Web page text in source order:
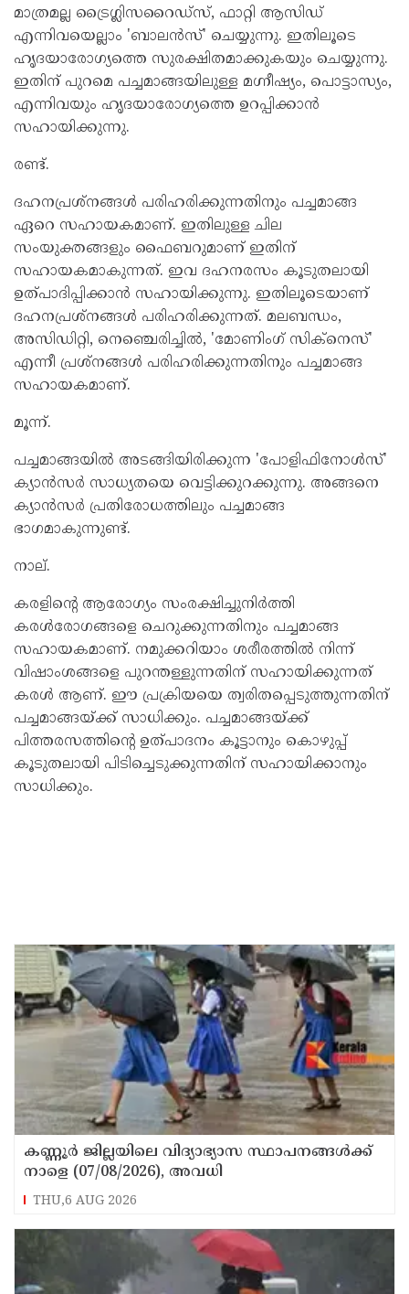
മാത്രമല്ല ട്രൈഗ്ലിസറൈഡ്സ്, ഫാറ്റി ആസിഡ്
എന്നിവയെല്ലാം 'ബാലൻസ്' ചെയ്യുന്നു. ഇതിലൂടെ
ഹൃദയാരോഗ്യത്തെ സുരക്ഷിതമാക്കുകയും ചെയ്യുന്നു.
ഇതിന് പുറമെ പച്ചമാങ്ങയിലുള്ള മഗ്നീഷ്യം, പൊട്ടാസ്യം,
എന്നിവയും ഹൃദയാരോഗ്യത്തെ ഉറപ്പിക്കാൻ
സഹായിക്കുന്നു.
രണ്ട്.
ദഹനപ്രശ്നങ്ങള്‍ പരിഹരിക്കുന്നതിനും പച്ചമാങ്ങ
ഏറെ സഹായകമാണ്. ഇതിലുള്ള ചില
സംയുക്തങ്ങളും ഫൈബറുമാണ് ഇതിന്
സഹായകമാകുന്നത്. ഇവ ദഹനരസം കൂടുതലായി
ഉത്പാദിപ്പിക്കാൻ സഹായിക്കുന്നു. ഇതിലൂടെയാണ്
ദഹനപ്രശ്നങ്ങള്‍ പരിഹരിക്കുന്നത്. മലബന്ധം,
അസിഡിറ്റി, നെഞ്ചെരിച്ചില്‍, 'മോണിംഗ് സിക്നെസ്'
എന്നീ പ്രശ്നങ്ങള്‍ പരിഹരിക്കുന്നതിനും പച്ചമാങ്ങ
സഹായകമാണ്.
മൂന്ന്.
പച്ചമാങ്ങയില്‍ അടങ്ങിയിരിക്കുന്ന 'പോളിഫിനോള്‍സ്'
ക്യാൻസര്‍ സാധ്യതയെ വെട്ടിക്കുറക്കുന്നു. അങ്ങനെ
ക്യാൻസര്‍ പ്രതിരോധത്തിലും പച്ചമാങ്ങ
ഭാഗമാകുന്നുണ്ട്.
നാല്.
കരളിന്‍റെ ആരോഗ്യം സംരക്ഷിച്ചുനിര്‍ത്തി
കരള്‍രോഗങ്ങളെ ചെറുക്കുന്നതിനും പച്ചമാങ്ങ
സഹായകമാണ്. നമുക്കറിയാം ശരീരത്തില്‍ നിന്ന്
വിഷാംശങ്ങളെ പുറന്തള്ളുന്നതിന് സഹായിക്കുന്നത്
കരള്‍ ആണ്. ഈ പ്രക്രിയയെ ത്വരിതപ്പെടുത്തുന്നതിന്
പച്ചമാങ്ങയ്ക്ക് സാധിക്കും. പച്ചമാങ്ങയ്ക്ക്
പിത്തരസത്തിന്‍റെ ഉത്പാദനം കൂട്ടാനും കൊഴുപ്പ്
കൂടുതലായി പിടിച്ചെടുക്കുന്നതിന് സഹായിക്കാനും
സാധിക്കും.
കണ്ണൂർ ജില്ലയിലെ വിദ്യാഭ്യാസ സ്ഥാപനങ്ങള്‍ക്ക്
നാളെ (07/08/2026), അവധി
THU,6 AUG 2026